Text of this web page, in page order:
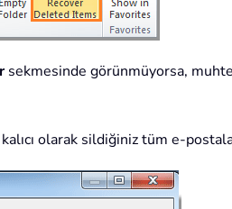
sekmesinde görünmüyorsa,
olarak sildiğiniz tüm e-